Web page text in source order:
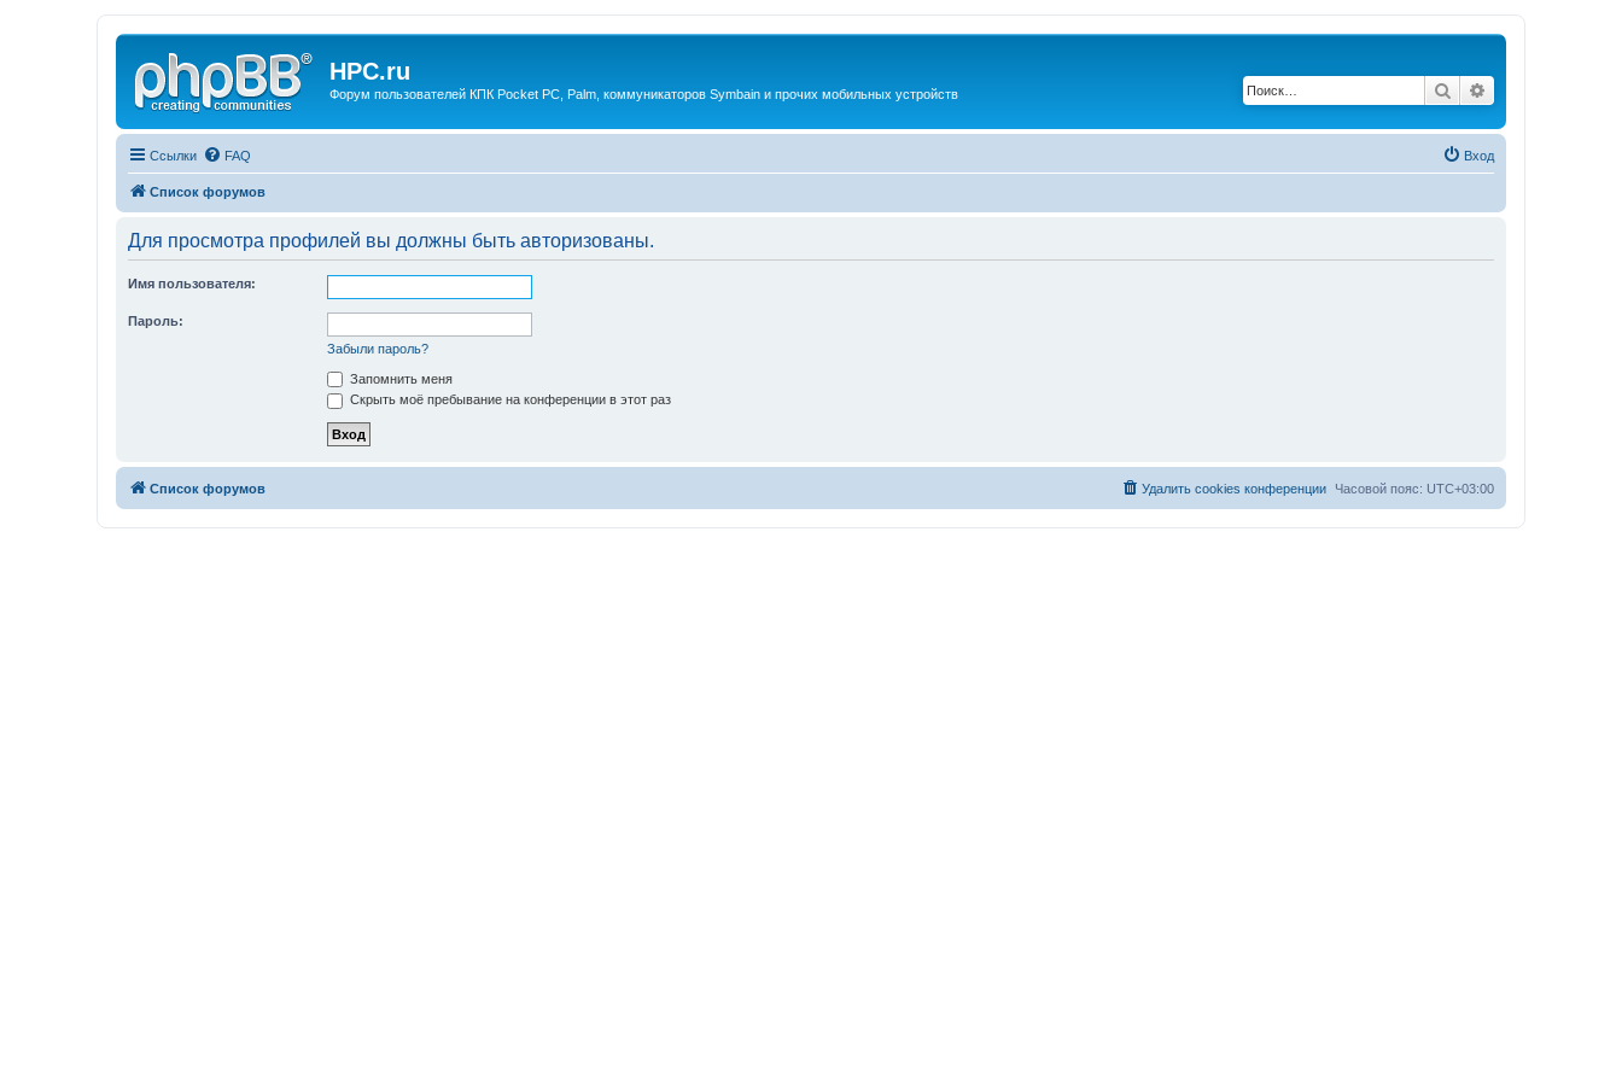
HPC.ru
Форум пользователей КПК Pocket PC, Palm, коммуникаторов Symbain и прочих мобильных устройств Поиск
Ссылки FAQ Вход
Список форумов
Для просмотра профилей вы должны быть авторизованы.
Имя пользователя:
Пароль:
Забыли пароль?
Запомнить меня
Скрыть моё пребывание на конференции в этот раз
Список форумов Часовой пояс: UTC+03:00
Удалить cookies конференции